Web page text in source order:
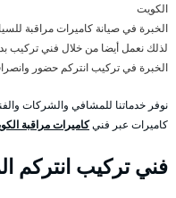
الكويت
الخبرة في صيانة كاميرات مراقبة
لذلك نعمل أيضا من خلال فني تركيب
الخبرة في تركيب انتركم حضور
نوفر خدماتنا للمشافي والشركات
كاميرات عبر فنيكاميرات مراقبة
فني تركيب انتركم